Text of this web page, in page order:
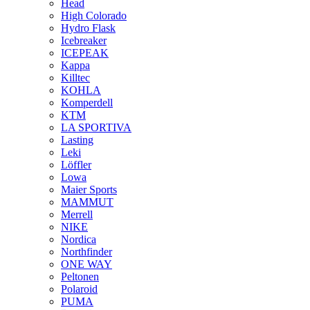
Head
High Colorado
Hydro Flask
Icebreaker
ICEPEAK
Kappa
Killtec
KOHLA
Komperdell
KTM
LA SPORTIVA
Lasting
Leki
Löffler
Lowa
Maier Sports
MAMMUT
Merrell
NIKE
Nordica
Northfinder
ONE WAY
Peltonen
Polaroid
PUMA